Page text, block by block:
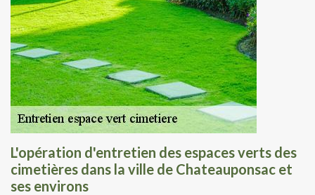
L'opération d'entretien des espaces verts des
cimetières dans la ville de Chateauponsac et
ses environs